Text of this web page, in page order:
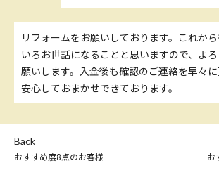
リフォームをお願いしております。これか
いろお世話になることと思いますので、よ
願いします。入金後も確認のご連絡を早々に
安心しておまかせできております。
Back
おすすめ度8点のお客様
お